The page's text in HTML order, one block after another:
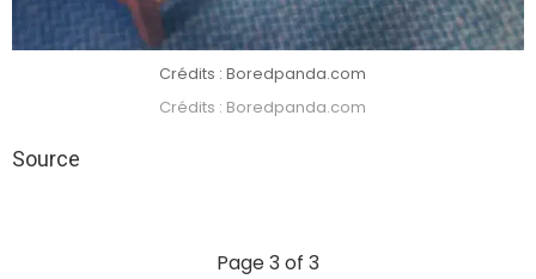
Crédits : Boredpanda.com
Crédits : Boredpanda.com
Source
Page 3 of 3